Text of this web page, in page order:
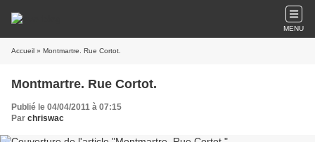
MENU
Accueil » Montmartre. Rue Cortot.
Montmartre. Rue Cortot.
Publié le 04/04/2011 à 07:15
Par chriswac